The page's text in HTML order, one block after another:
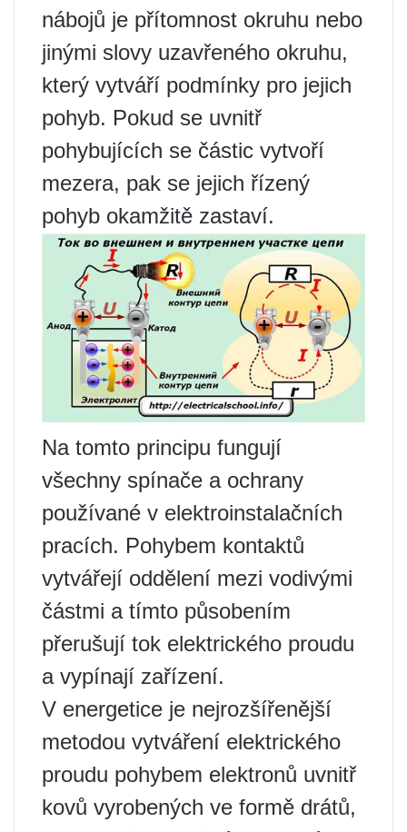
nábojů je přítomnost okruhu nebo
jinými slovy uzavřeného okruhu,
který vytváří podmínky pro jejich
pohyb. Pokud se uvnitř
pohybujících se částic vytvoří
mezera, pak se jejich řízený
pohyb okamžitě zastaví.
Na tomto principu fungují
všechny spínače a ochrany
používané v elektroinstalačních
pracích. Pohybem kontaktů
vytvářejí oddělení mezi vodivými
částmi a tímto působením
přerušují tok elektrického proudu
a vypínají zařízení.
V energetice je nejrozšířenější
metodou vytváření elektrického
proudu pohybem elektronů uvnitř
kovů vyrobených ve formě drátů,